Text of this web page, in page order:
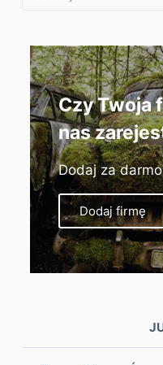
Czy Twoja
nas
Dodaj za
Dodaj firmę